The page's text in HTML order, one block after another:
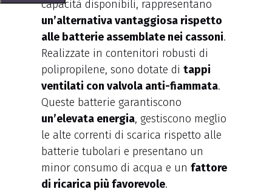
capacità disponibili, rappresentano
un’alternativa vantaggiosa rispetto
alle batterie assemblate nei cassoni.
Realizzate in contenitori robusti di
polipropilene, sono dotate di tappi
ventilati con valvola anti-fiammata.
Queste batterie garantiscono
un’elevata energia, gestiscono meglio
le alte correnti di scarica rispetto alle
batterie tubolari e presentano un
minor consumo di acqua e un fattore
di ricarica più favorevole.